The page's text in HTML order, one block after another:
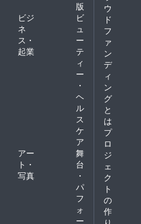
版
ビジ
ネ
ス・
起業
ビ
ュ
ー
テ
ィ
ー
・
ヘ
ル
ス
ケ
ア
アー
ト・
写真
舞
台
・
パ
フ
ォ
ー
ウ
ド
フ
ァ
ン
デ
ィ
ン
グ
と
は
プ
ロ
ジ
ェ
ク
ト
の
作